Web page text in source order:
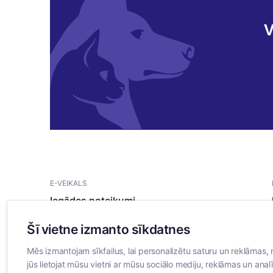
E-VEIKALS
Iegādes noteikumi
Sīkdatņu noteikumi
Šī vietne izmanto sīkdatnes
Mēs izmantojam sīkfailus, lai personalizētu saturu un
jūs lietojat mūsu vietni ar mūsu sociālo mediju, reklāmas un